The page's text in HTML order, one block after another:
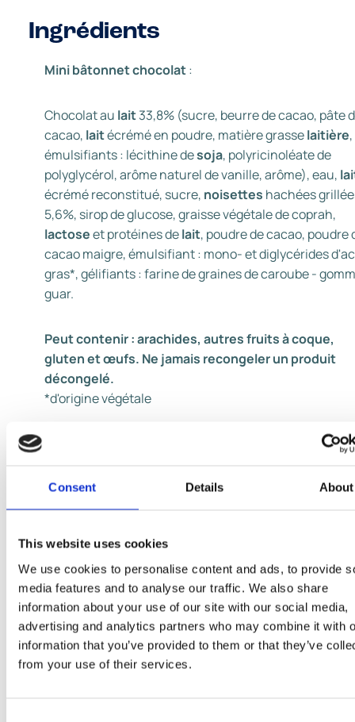
Consent Details About
This website uses cookies
We use cookies to personalise content and ads, to provide
media features and to analyse our traffic. We also share
information about your use of our site with our social media,
advertising and analytics partners who may combine it with
information that you’ve provided to them or that they’ve
from your use of their services.
Ingrédients
Mini bâtonnet chocolat:
Chocolat au lait33,8% (sucre, beurre de cacao, pâte
cacao, laitécrémé en poudre, matière grasselaitière,
émulsifiants : lécithine desoja, polyricinoléate de
polyglycérol, arôme naturel de vanille, arôme), eau,
écrémé reconstitué, sucre, noisettes hachées
5,6%, sirop de glucose, graisse végétale de coprah,
lactoseet protéines delait, poudre de cacao, poudre
cacao maigre, émulsifiant : mono- et diglycérides
gras*, gélifiants : farine de graines de caroube -
guar.
Peut contenir : arachides, autres fruits à coque,
gluten et œufs. Ne jamais recongeler un produit
décongelé.
*d'origine végétale
Chocolat au
33,8% (sucre, beurre de cacao, pâte
cacao,laitécrémé en poudre, matière grasse
polyglycérol, arôme naturel de vanille, arôme),
écrémé réhydraté, sirop de glucose, eau, sucre,
noisettes hachées grillées 5,6%, graisse végétale de
coprah,lactoseet protéines de lait, émulsifiant :
et diglycérides d'acides gras*, gélifiants : farine de
graines de caroube - gomme guar, concentré de
arôme naturel de vanille, gousses de vanilles épuisées